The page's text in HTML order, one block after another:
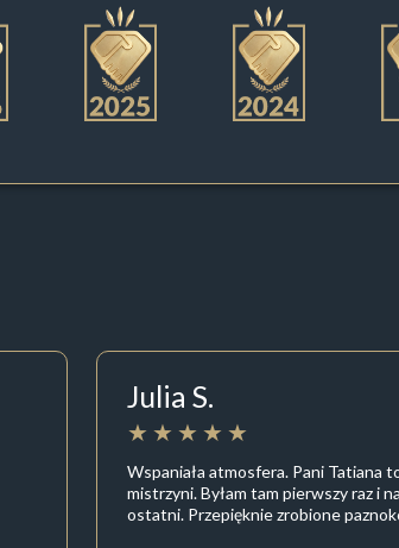
Julia S.
Wspaniała atmosfera. Pani Tatiana
mistrzyni. Byłam tam pierwszy raz i
ostatni. Przepięknie zrobione